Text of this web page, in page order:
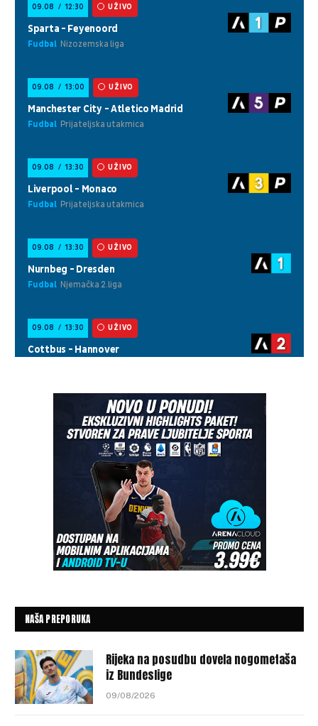
NAŠA PREPORUKA
Rijeka na posudbu dovela nogometaša
iz Bundeslige
09/08/2026